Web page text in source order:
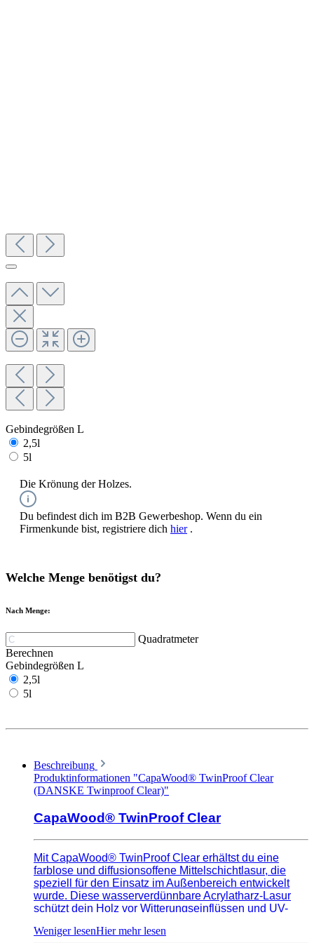
Gebindegrößen L
2,5l
5l
Die Krönung der Holzes.
Du befindest dich im B2B Gewerbeshop. Wenn du ein
Firmenkunde bist, registriere dich hier.
Welche Menge benötigst du?
Nach Menge:
Quadratmeter
Berechnen
Gebindegrößen L
2,5l
5l
Beschreibung
Produktinformationen "CapaWood® TwinProof Clear
(DANSKE Twinproof Clear)"
CapaWood® TwinProof Clear
Mit CapaWood® TwinProof Clear erhältst du eine
farblose und diffusionsoffene Mittelschichtlasur, die
speziell für den Einsatz im Außenbereich entwickelt
wurde. Diese wasserverdünnbare Acrylatharz-Lasur
schützt dein Holz vor Witterungseinflüssen und UV-
Eigenfärbung deines Holzes bewahrt. Ob für